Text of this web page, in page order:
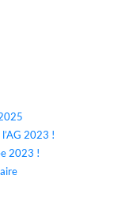
2023 !
2023 !